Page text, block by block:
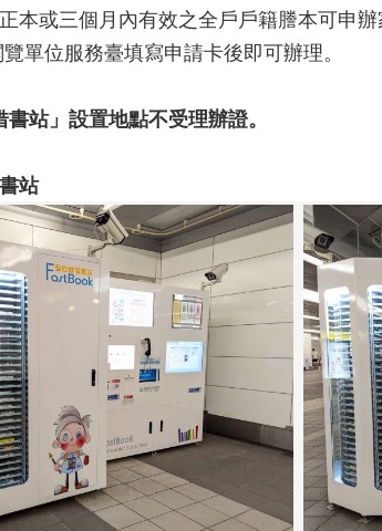
本或三個月內有效之全戶戶籍謄本可申
單位服務臺填寫申請卡後即可辦理。
站」設置地點不受理辦證。
站